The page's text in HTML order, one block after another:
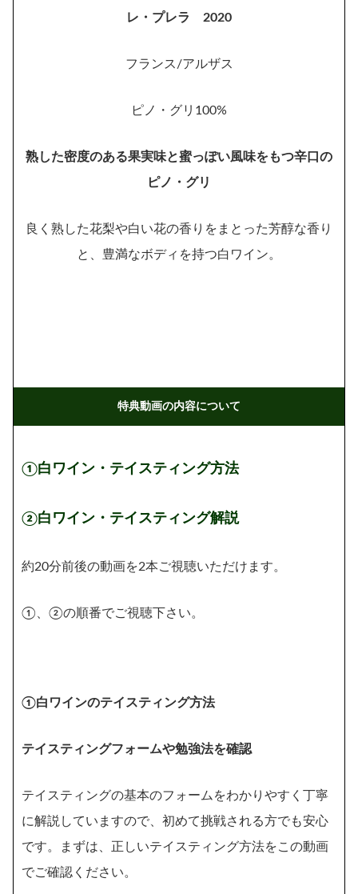
レ・プレラ 2020
フランス/アルザス
ピノ・グリ100%
熟した密度のある果実味と蜜っぽい風味をもつ辛口の
ピノ・グリ
良く熟した花梨や白い花の香りをまとった芳醇な香り
と、豊満なボディを持つ白ワイン。
特典動画の内容について
①白ワイン・テイスティング方法
②白ワイン・テイスティング解説
約20分前後の動画を2本ご視聴いただけます。
①、②の順番でご視聴下さい。
①白ワインのテイスティング方法
テイスティングフォームや勉強法を確認
テイスティングの基本のフォームをわかりやすく丁寧
に解説していますので、初めて挑戦される方でも安心
です。まずは、正しいテイスティング方法をこの動画
でご確認ください。